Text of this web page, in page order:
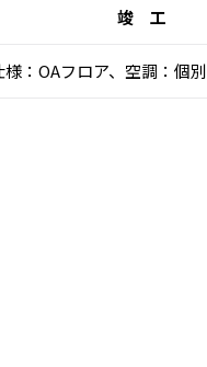
竣 工
様：OAフロア、空調：